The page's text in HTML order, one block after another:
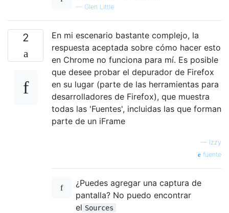
— Glen Little
2
En mi escenario bastante complejo, la
respuesta aceptada sobre cómo hacer esto
en Chrome no funciona para mí. Es posible
que desee probar el depurador de Firefox
en su lugar (parte de las herramientas para
desarrolladores de Firefox), que muestra
todas las 'Fuentes', incluidas las que forman
parte de un iFrame
— Izzy
fuente
¿Puedes agregar una captura de
pantalla? No puedo encontrar
el Sources